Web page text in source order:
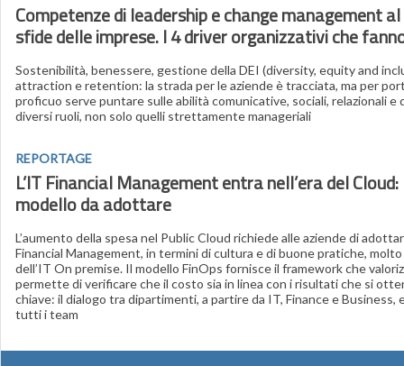
Competenze di leadership e change management
sfide delle imprese. I 4 driver organizzativi che
Sostenibilità, benessere, gestione della DEI (diversity, equity and
attraction e retention: la strada per le aziende è tracciata, ma per
proficuo serve puntare sulle abilità comunicative, sociali, relazionali e
diversi ruoli, non solo quelli strettamente manageriali
REPORTAGE
L’IT Financial Management entra nell’era del Cloud:
modello da adottare
L’aumento della spesa nel Public Cloud richiede alle aziende di
Financial Management, in termini di cultura e di buone pratiche,
dell’IT On premise. Il modello FinOps fornisce il framework che
permette di verificare che il costo sia in linea con i risultati che si
chiave: il dialogo tra dipartimenti, a partire da IT, Finance e Business,
tutti i team